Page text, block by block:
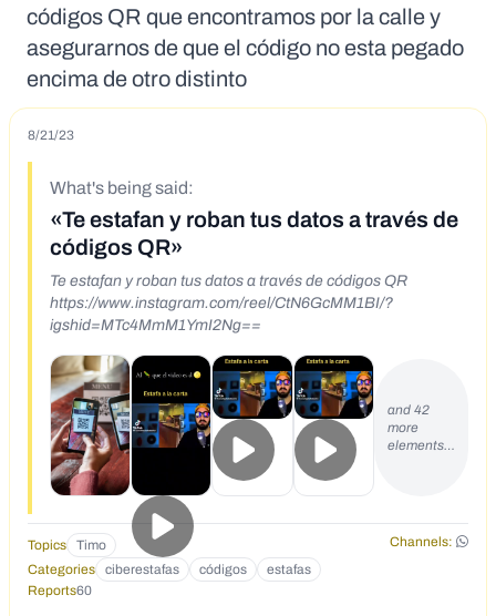
códigos QR que encontramos por la calle y
asegurarnos de que el código no esta pegado
encima de otro distinto
8/21/23
What's being said:
«Te estafan y roban tus datos a través de
códigos QR»
Te estafan y roban tus datos a través de códigos QR
https://www.instagram.com/reel/CtN6GcMM1BI/?
igshid=MTc4MmM1YmI2Ng==
and 42
more
elements…
Topics Timo
Channels:
Categories
ciberestafas códigos
estafas
Reports60